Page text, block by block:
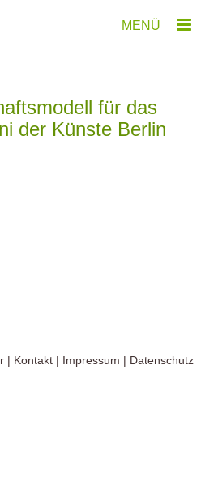
für das
der Künste Berlin
| Kontakt | Impressum | Datenschutz